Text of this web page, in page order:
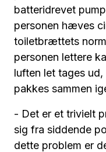
batteridrevet
personen hæves
toiletbrættets
personen lettere
luften let tages
pakkes sammen
- Det er et trivielt
sig fra siddende
dette problem er